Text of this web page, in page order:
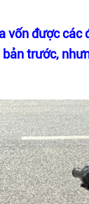
vốn được
trước,